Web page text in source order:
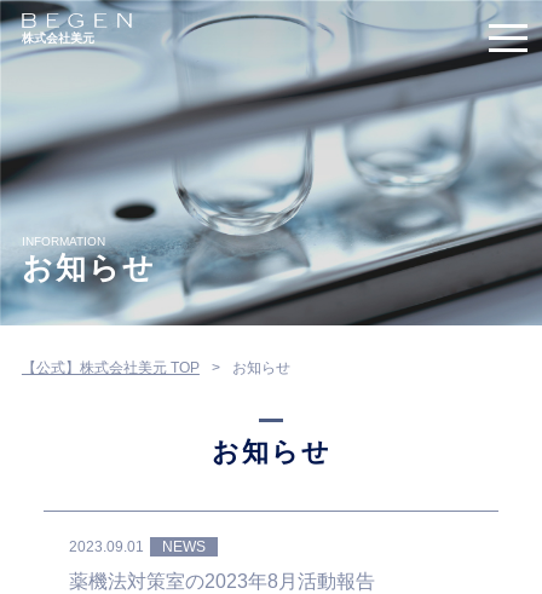
株式会社美元
INFORMATION
お知らせ
【公式】株式会社美元 TOP お知らせ
お知らせ
2023.09.01 NEWS
薬機法対策室の2023年8月活動報告